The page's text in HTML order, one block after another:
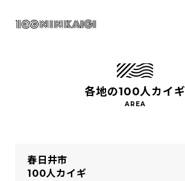
各地の100人カイギ
春日井市
100人カイギ